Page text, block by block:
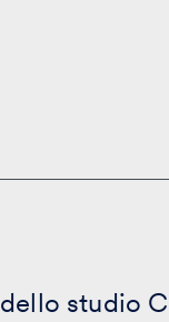
dello studio